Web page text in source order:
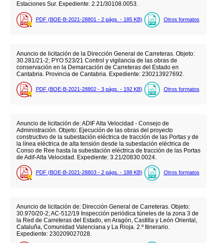
Estaciones Sur. Expediente: 2.21/30108.0053.
PDF (BOE-B-2021-28801 - 2 págs. - 185 KB) Otros formatos
Anuncio de licitación de la Dirección General de Carreteras. Objeto:
30.281/21-2; PYO 523/21 Control y vigilancia de las obras de
conservación en la Demarcación de Carreteras del Estado en
Cantabria. Provincia de Cantabria. Expediente: 230213927692.
PDF (BOE-B-2021-28802 - 3 págs. - 192 KB) Otros formatos
Anuncio de licitación de: ADIF Alta Velocidad - Consejo de
Administración. Objeto: Ejecución de las obras del proyecto
constructivo de la subestación eléctrica de tracción de las Portas y de
la línea eléctrica de alta tensión desde la subestación eléctrica de
Conso de Ree hasta la subestación eléctrica de tracción de las Portas
de Adif-Alta Velocidad. Expediente: 3.21/20830.0024.
PDF (BOE-B-2021-28803 - 2 págs. - 188 KB) Otros formatos
Anuncio de licitación de: Dirección General de Carreteras. Objeto:
30.970/20-2; AC-512/19 Inspección periódica túneles de la zona 3 de
la Red de Carreteras del Estado, en Aragón, Castilla y León Oriental,
Cataluña, Comunidad Valenciana y La Rioja. 2.º Itinerario.
Expediente: 230209027028.